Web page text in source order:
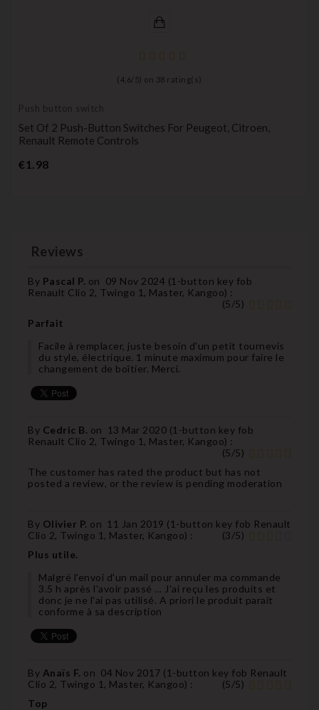
( 4,6/ 5) on 38 rating(s)
Push button switch
Set Of 2 Push-Button Switches For Peugeot, Citroen,
Renault Remote Controls
€1.98Price
Reviews
By Pascal P. on 09 Nov 2024 (1-button key fob
Renault Clio 2, Twingo 1, Master, Kangoo) :
(5/5)
Parfait
Facile à remplacer, juste besoin d'un petit tournevis
du style, électrique. 1 minute maximum pour faire le
changement de boîtier. Merci.
By Cedric B. on 13 Mar 2020 (1-button key fob
Renault Clio 2, Twingo 1, Master, Kangoo) :
(5/5)
The customer has rated the product but has not
posted a review, or the review is pending moderation
By Olivier P. on 11 Jan 2019 (1-button key fob Renault
Clio 2, Twingo 1, Master, Kangoo) : (3/5)
Plus utile.
Malgré l'envoi d'un mail pour annuler ma commande
3.5 h après l'avoir passé ... J'ai reçu les produits et
donc je ne l'ai pas utilisé. A priori le produit parait
conforme à sa description
By Anaïs F. on 04 Nov 2017 (1-button key fob Renault
Clio 2, Twingo 1, Master, Kangoo) : (5/5)
Top